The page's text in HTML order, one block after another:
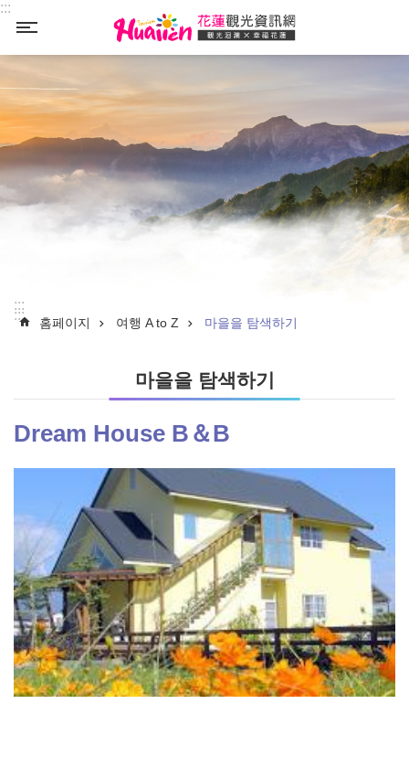
Select
:::
:::
::: 홈페이지 여행 A to Z 마을을 탐색하기
마을을 탐색하기
Dream House B＆B